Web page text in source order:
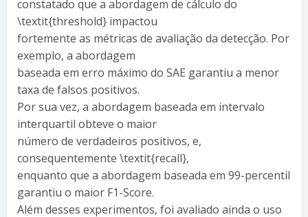
constatado que a abordagem de cálculo do
\textit{threshold} impactou
fortemente as métricas de avaliação da detecção. Por
exemplo, a abordagem
baseada em erro máximo do SAE garantiu a menor
taxa de falsos positivos.
Por sua vez, a abordagem baseada em intervalo
interquartil obteve o maior
número de verdadeiros positivos, e,
consequentemente \textit{recall},
enquanto que a abordagem baseada em 99-percentil
garantiu o maior F1-Score.
Além desses experimentos, foi avaliado ainda o uso